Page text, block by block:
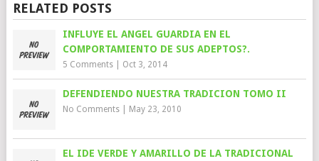
RELATED POSTS
INFLUYE EL ANGEL GUARDIA EN EL
COMPORTAMIENTO DE SUS ADEPTOS?.
5 Comments| Oct 3, 2014
DEFENDIENDO NUESTRA TRADICION TOMO II
No Comments| May 23, 2010
EL IDE VERDE Y AMARILLO DE LA TRADICIONAL